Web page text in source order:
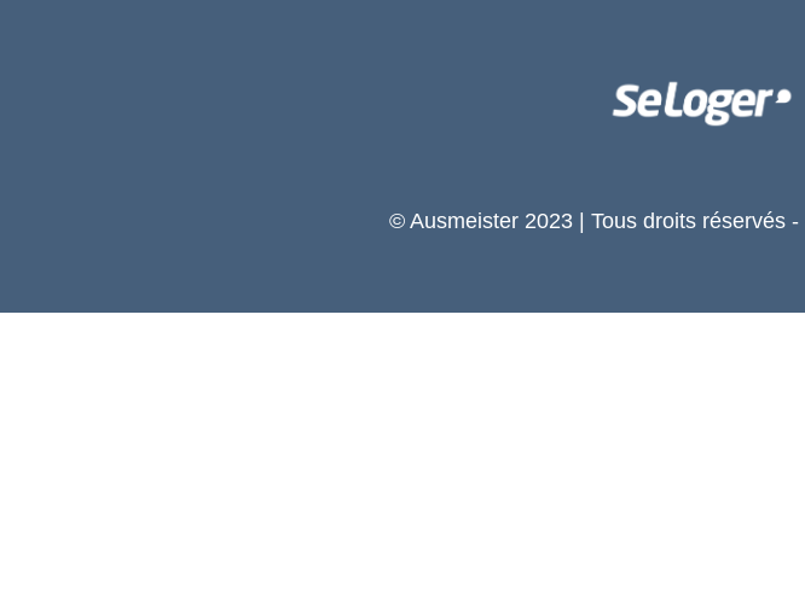
© Ausmeister 2023 | Tous droits réservés